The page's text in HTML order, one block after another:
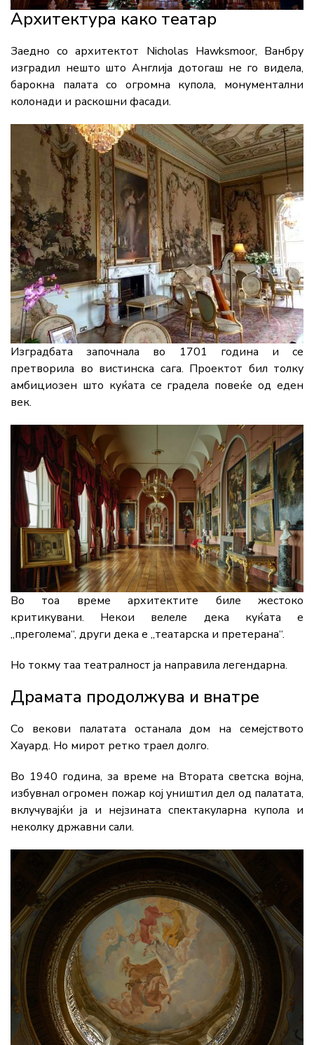
Архитектура како театар
Заедно со архитектот Nicholas Hawksmoor, Ванбру
изградил нешто што Англија дотогаш не го видела,
барокна палата со огромна купола, монументални
колонади и раскошни фасади.
Изградбата започнала во 1701 година и се
претворила во вистинска сага. Проектот бил толку
амбициозен што куќата се градела повеќе од еден
век.
Во тоа време архитектите биле жестоко
критикувани. Некои велеле дека куќата е
„преголема“, други дека е „театарска и претерана“.
Но токму таа театралност ја направила легендарна.
Драмата продолжува и внатре
Со векови палатата останала дом на семејството
Хауард. Но мирот ретко траел долго.
Во 1940 година, за време на Втората светска војна,
избувнал огромен пожар кој уништил дел од палатата,
вклучувајќи ја и нејзината спектакуларна купола и
неколку државни сали.